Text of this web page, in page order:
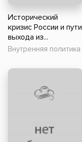
Исторический
кризис России и пути
выхода из...
Внутренняя политика